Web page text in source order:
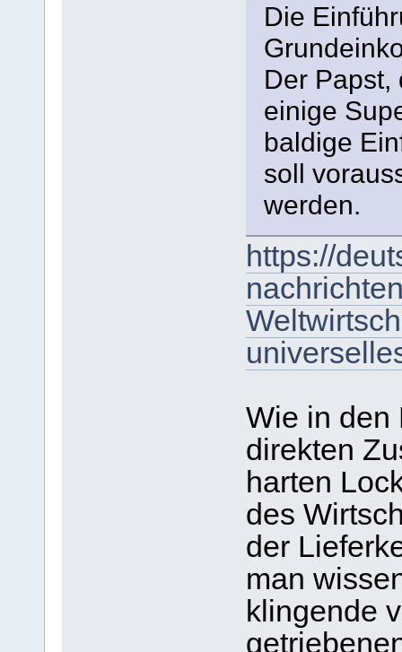
Die
Der Papst,
einige
baldige
soll
werden.
https://
Wie in den
direkten
harten
des
der
man
klingende